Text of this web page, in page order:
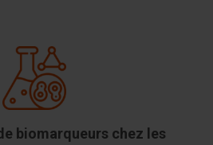
biomarqueurs chez les